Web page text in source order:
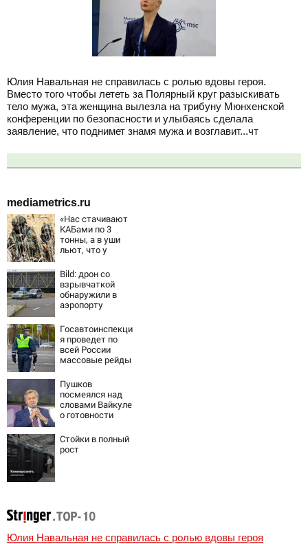
Юлия Навальная не справилась с ролью вдовы героя.
Вместо того чтобы лететь за Полярный круг разыскивать
тело мужа, эта женщина вылезла на трибуну Мюнхенской
конференции по безопасности и улыбаясь сделала
заявление, что поднимет знамя мужа и возглавит...чт
mediametrics.ru
«Нас стачивают
КАБами по 3
тонны, а в уши
льют, что у
резервов»
Bild: дрон со
взрывчаткой
обнаружили в
аэропорту
Госавтоинспекци
я проведет по
всей России
массовые рейды
Пушков
посмеялся над
словами Вайкуле
о готовности
Латвию
Стойки в полный
рост
Юлия Навальная не справилась с ролью вдовы героя